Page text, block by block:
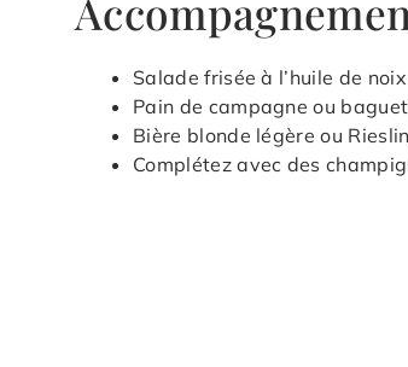
Salade frisée à l’huile de
Pain de campagne ou
Bière blonde légère ou
Complétez avec des